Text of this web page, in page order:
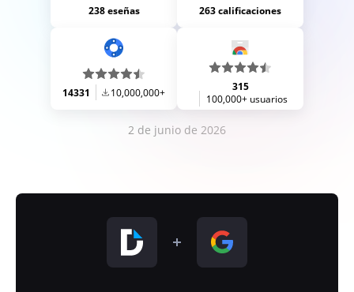
238 eseñas 263 calificaciones
14331 10,000,000+
315
100,000+ usuarios
2 de junio de 2026